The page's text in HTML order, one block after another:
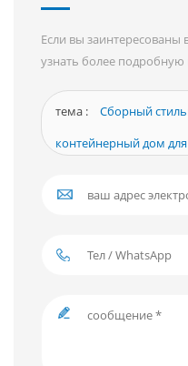
Если вы заинтересованы
узнать более
сможем.
тема :
Сборный
контейнерный дом